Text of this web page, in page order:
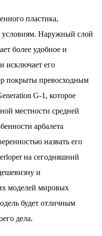
пластика,
Наружный слой
более удобное и
исключает его
покрыты превосходным
G-1, которое
местности средней
арбалета
назвать его
на сегодняшний
и
моделей мировых
будет отличным
дела.